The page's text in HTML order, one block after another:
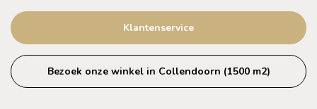
Klantenservice
Bezoek onze winkel in Collendoorn (1500 m2)